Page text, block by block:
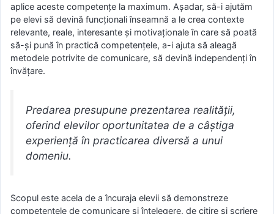
aplice aceste competenţe la maximum. Aşadar, să-i ajutăm
pe elevi să devină funcţionali înseamnă a le crea contexte
relevante, reale, interesante şi motivaţionale în care să poată
să-şi pună în practică competenţele, a-i ajuta să aleagă
metodele potrivite de comunicare, să devină independenţi în
învăţare.
Predarea presupune prezentarea realităţii,
oferind elevilor oportunitatea de a câştiga
experienţă în practicarea diversă a unui
domeniu.
Scopul este acela de a încuraja elevii să demonstreze
competenţele de comunicare şi înţelegere, de citire şi scriere